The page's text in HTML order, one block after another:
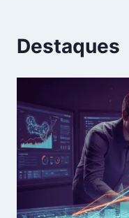
Destaques